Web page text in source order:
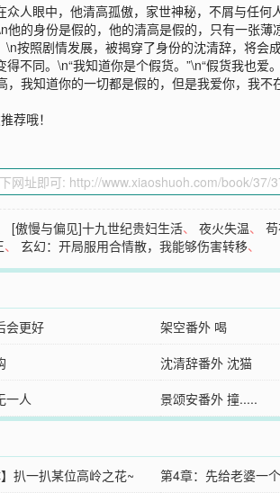
人眼中，他清高孤傲，家世神秘，不屑与任何
的身份是假的，他的清高是假的，只有一张薄
按照剧情发展，被揭穿了身份的沈清辞，将会
同。\n“我知道你是个假货。”\n“假货我也爱
我知道你的一切都是假的，但是我爱你，我不
荐哦！
[傲慢与偏见]十九世纪贵妇生活、夜火失温、
、玄幻：开局服用合情散，我能够伤害转移、
会更好
架空番外 喝
沈清辞番外 沈猫
一人 景颂安番外 撞.....
扒一扒某位高岭之花~
第4章：先给老婆一